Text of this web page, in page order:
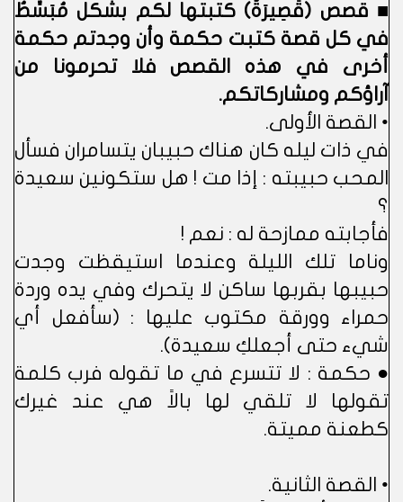
■ قصص (قَصِيرَةُ) كتبتها لكم بشكل مُبَسِّطُ
في كل قصة كتبت حكمة وأن وجدتم حكمة
أخرى في هذه القصص فلا تحرمونا من
آراؤكم ومشاركاتكم.
• القصة الأولى.
في ذات ليله كان هناك حبيبان يتسامران فسأل
المحب حبيبته : إذا مت ! هل ستكونين سعيدة
؟
فأجابته ممازحة له : نعم !
وناما تلك الليلة وعندما استيقظت وجدت
حبيبها بقربها ساكن لا يتحرك وفي يده وردة
حمراء وورقة مكتوب عليها : (سأفعل أي
شيء حتى أجعلكِ سعيدة).
● حكمة : لا تتسرع في ما تقوله فرب كلمة
تقولها لا تلقي لها بالاً هي عند غيرك
كطعنة مميتة.
• القصة الثانية.